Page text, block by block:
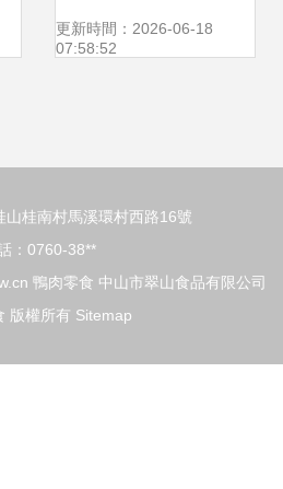
食新寵
更新時間：2026-06-18
07:58:52
山桂南村馬溪環村西路16號
：0760-38**
鴨肉零食 中山市翠山食品有限公司
版權所有 Sitemap